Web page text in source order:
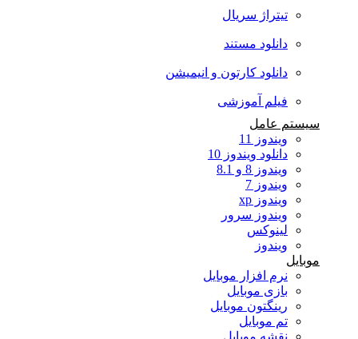
تیتراژ سریال
دانلود مستند
دانلود کارتون و انیمیشن
فیلم آموزشی
سیستم عامل
ویندوز 11
دانلود ویندوز 10
ویندوز 8 و 8.1
ویندوز 7
ویندوز xp
ویندوز سرور
لینوکس
ویندوز
موبایل
نرم افزار موبایل
بازی موبایل
رینگتون موبایل
تم موبایل
نقشه موبایل